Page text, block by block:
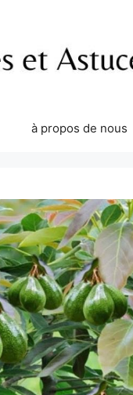
à propos de nous